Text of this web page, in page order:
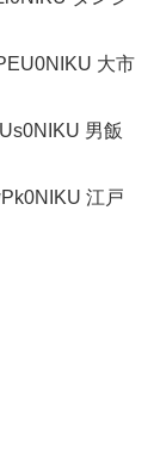
大市
男飯
江戸